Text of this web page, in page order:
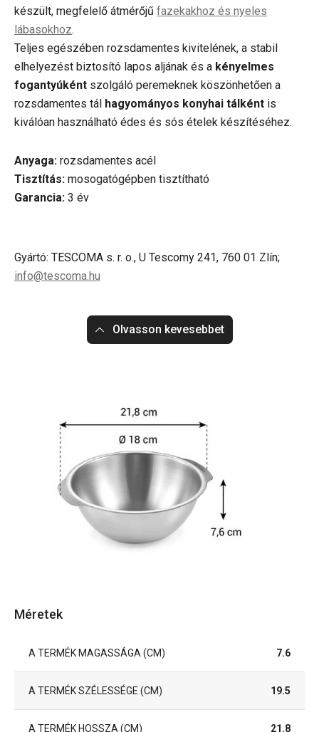
készült, megfelelő átmérőjű fazekakhoz és nyeles
lábasokhoz.
Teljes egészében rozsdamentes kivitelének, a stabil
elhelyezést biztosító lapos aljának és a kényelmes
fogantyúként szolgáló peremeknek köszönhetően a
rozsdamentes tál hagyományos konyhai tálként is
kiválóan használható édes és sós ételek készítéséhez.
Anyaga: rozsdamentes acél
Tisztítás: mosogatógépben tisztítható
Garancia: 3 év
Gyártó: TESCOMA s. r. o., U Tescomy 241, 760 01 Zlín;
info@tescoma.hu
Olvasson kevesebbet
Méretek
A TERMÉK MAGASSÁGA (CM) 7.6
A TERMÉK SZÉLESSÉGE (CM) 19.5
A TERMÉK HOSSZA (CM) 21.8